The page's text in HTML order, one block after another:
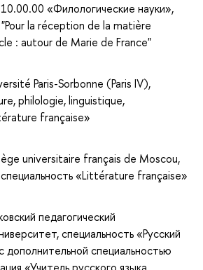
«Филологические науки»,
la réception de la matière
: autour de Marie de France"
Paris-Sorbonne (Paris IV),
philologie, linguistique,
française»
universitaire français de Moscou,
«Littérature française»
педагогический
специальность «Русский
дополнительной специальностью